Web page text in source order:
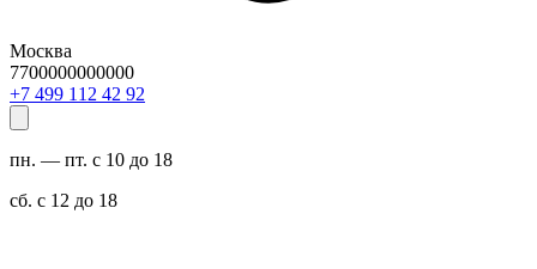
Москва
7700000000000
29 24 211 994 7+
пн. — пт. с 10 до 18
сб. с 12 до 18